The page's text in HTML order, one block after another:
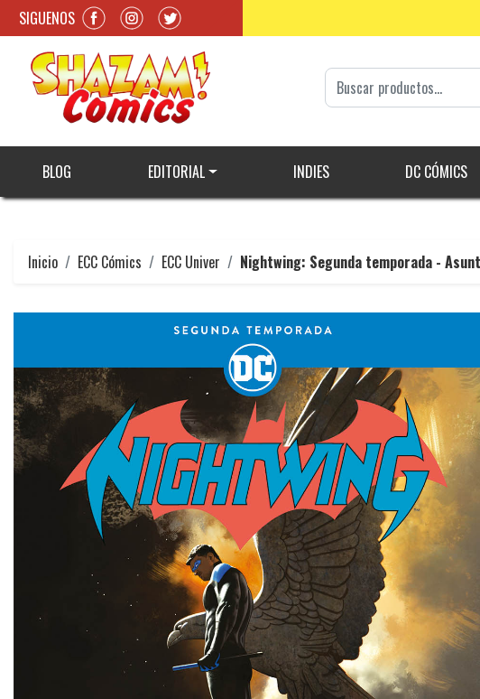
SIGUENOS
BLOG EDITORIAL INDIES DC CÓMICS
Inicio ECC Cómics ECC Univer Nightwing: Segunda temporada -